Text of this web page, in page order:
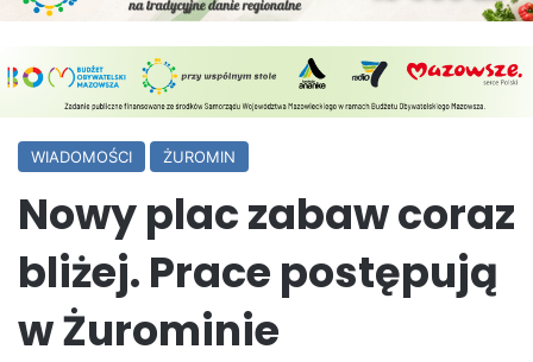
WIADOMOŚCI ŻUROMIN
Nowy plac zabaw coraz
bliżej. Prace postępują
w Żurominie